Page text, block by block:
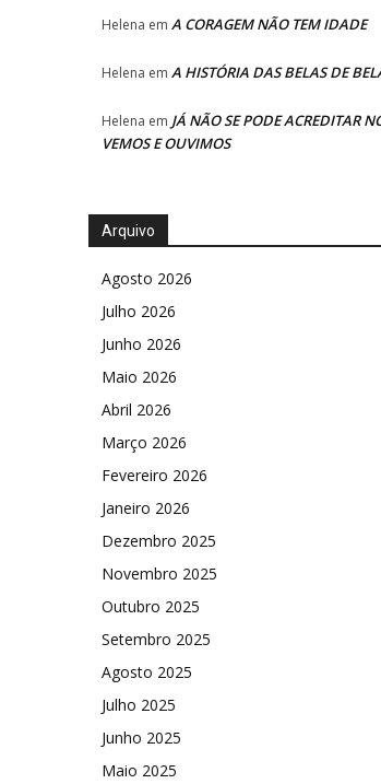
Helena em A CORAGEM NÃO TEM IDADE
Helena em A HISTÓRIA DAS BELAS DE
Helena em JÁ NÃO SE PODE ACREDITAR
VEMOS E OUVIMOS
Arquivo
Agosto 2026
Julho 2026
Junho 2026
Maio 2026
Abril 2026
Março 2026
Fevereiro 2026
Janeiro 2026
Dezembro 2025
Novembro 2025
Outubro 2025
Setembro 2025
Agosto 2025
Julho 2025
Junho 2025
Maio 2025